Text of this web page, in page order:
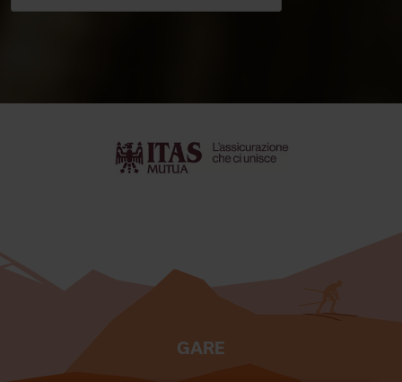
GARE